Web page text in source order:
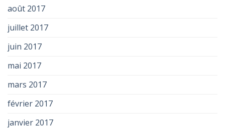
août 2017
juillet 2017
juin 2017
mai 2017
mars 2017
février 2017
janvier 2017